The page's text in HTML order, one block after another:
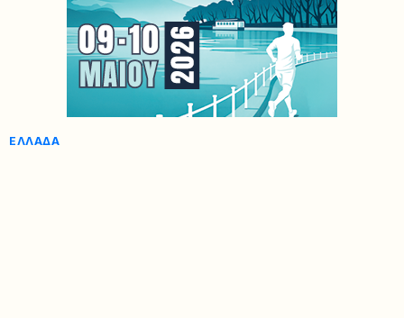
ΕΛΛΆΔΑ